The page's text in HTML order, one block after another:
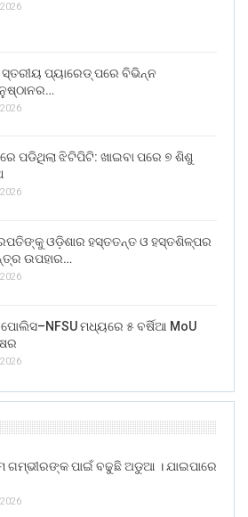
ସ୍ତରୀୟ ପ୍ୟାରେଡ୍ ପରେ ବିଭିନ୍ନ
ପଡିଥିଲା ଝିଟିପିଟି: ଖାଇବା ପରେ ୭ ଶିଶୁ
ଓଡ଼ିଶାର ହସ୍ତତନ୍ତ ଓ ହସ୍ତଶିଳ୍ପର
ଉପହାର…
ପୋଲିସ–NFSU ମଧ୍ୟରେ ୫ ବର୍ଷିଆ MoU
ଗମ୍ଭୀରଙ୍କ ପାଇଁ ବଢୁଛି ଅଡୁଆ । ଯାଇପାରେ